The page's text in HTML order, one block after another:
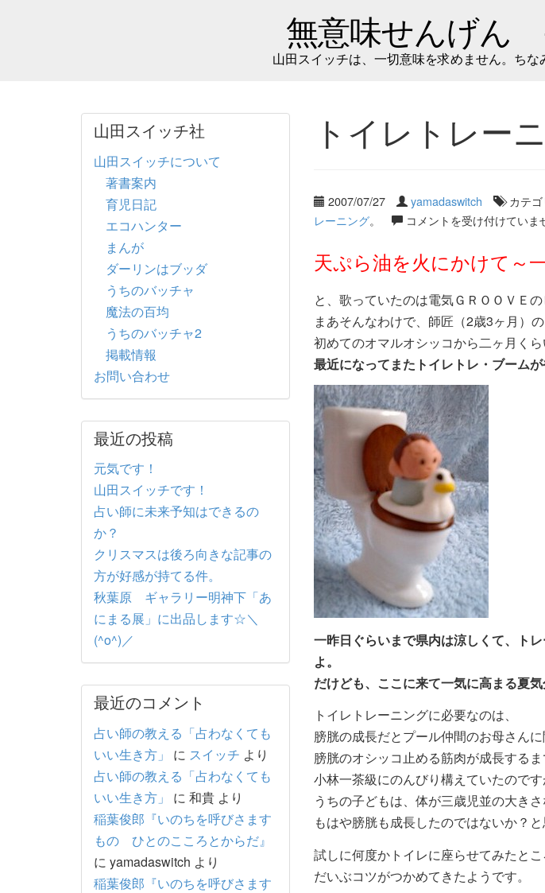
無意味せんげん
山田スイッチは、一切意味を求めません。ちな
トイレトレー
2007/07/27 yamadaswitch カテゴ
レーニング。 コメントを受け付けていま
天ぷら油を火にかけて～
と、歌っていたのは電気ＧＲＯＯＶＥの
まあそんなわけで、師匠（2歳3ヶ月）
初めてのオマルオシッコから二ヶ月くら
最近になってまたトイレトレ・ブームが
一昨日ぐらいまで県内は涼しくて、ト
よ。
だけども、ここに来て一気に高まる夏
トイレトレーニングに必要なのは、
膀胱の成長だとプール仲間のお母さんに
膀胱のオシッコ止める筋肉が成長するま
小林一茶級にのんびり構えていたのです
うちの子どもは、体が三歳児並の大きさ
もはや膀胱も成長したのではないか？と
試しに何度かトイレに座らせてみたとこ
だいぶコツがつかめてきたようです。
山田スイッチ社
山田スイッチについて
著書案内
育児日記
エコハンター
まんが
ダーリンはブッダ
うちのバッチャ
魔法の百均
うちのバッチャ2
掲載情報
お問い合わせ
最近の投稿
元気です！
山田スイッチです！
占い師に未来予知はできるの
か？
クリスマスは後ろ向きな記事の
方が好感が持てる件。
秋葉原 ギャラリー明神下「あ
にまる展」に出品します☆＼
(^o^)／
最近のコメント
占い師の教える「占わなくても
いい生き方」
に スイッチ より
占い師の教える「占わなくても
いい生き方」
に 和貴 より
稲葉俊郎『いのちを呼びさます
もの ひとのこころとからだ』
に yamadaswitch より
稲葉俊郎『いのちを呼びさます